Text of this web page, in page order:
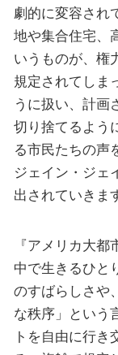
劇的に変容され
地や集合住宅、
いうものが、権
規定されてしま
うに扱い、計画
切り捨てるよう
る市民たちの声
ジェイン・ジェ
出されていきま
『アメリカ大
中で生きるひと
のすばらしさや
な秩序」という
トを自由に行